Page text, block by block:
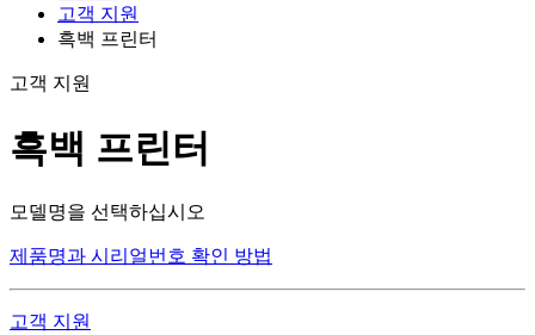
고객 지원
흑백 프린터
고객 지원
흑백 프린터
모델명을 선택하십시오
제품명과 시리얼번호 확인 방법
고객 지원